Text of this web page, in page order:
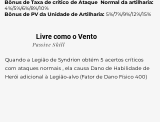
Bônus de Taxa de crítico de Ataque Normal da artilharia:
4%/5%/6%/8%/10%
Bônus de PV da Unidade de Artilharia: 5%/7%/9%/12%/15%
Livre como o Vento
Passive Skill
Quando a Legião de Syndrion obtém 5 acertos críticos
com ataques normais , ela causa Dano de Habilidade de
Herói adicional à Legião-alvo (Fator de Dano Físico 400)